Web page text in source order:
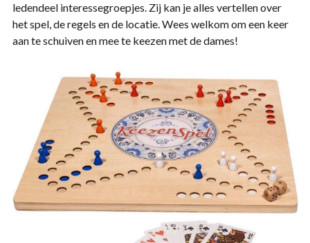
ledendeel interessegroepjes. Zij kan je alles vertellen over
het spel, de regels en de locatie. Wees welkom om een keer
aan te schuiven en mee te keezen met de dames!